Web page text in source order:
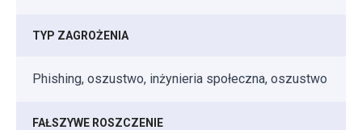
TYP ZAGROŻENIA
Phishing, oszustwo, inżynieria społeczna, oszustwo
FAŁSZYWE ROSZCZENIE